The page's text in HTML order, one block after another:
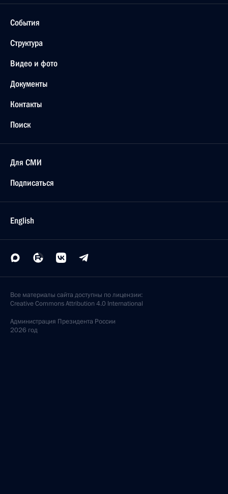
События
Структура
Видео и фото
Документы
Контакты
Поиск
Для СМИ
Подписаться
English
Все материалы сайта доступны по лицензии:
Creative Commons Attribution 4.0 International
Администрация Президента России
2026 год